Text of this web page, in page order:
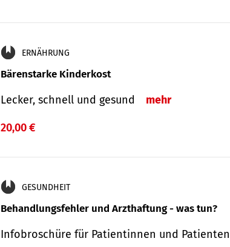
ERNÄHRUNG
Bärenstarke Kinderkost
Lecker, schnell und gesund mehr
20,00 €
GESUNDHEIT
Behandlungsfehler und Arzthaftung - was tun?
Infobroschüre für Patientinnen und Patienten